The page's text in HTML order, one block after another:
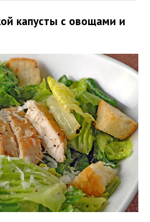
капусты с овощами и